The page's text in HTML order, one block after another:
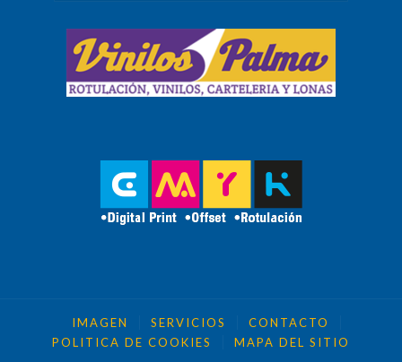
IMAGEN SERVICIOS
CONTACTO
POLITICA DE COOKIES
MAPA DEL SITIO